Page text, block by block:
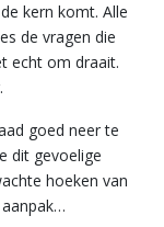
kern komt. Alle
de vragen die
echt om draait.
goed neer te
dit gevoelige
hoeken van